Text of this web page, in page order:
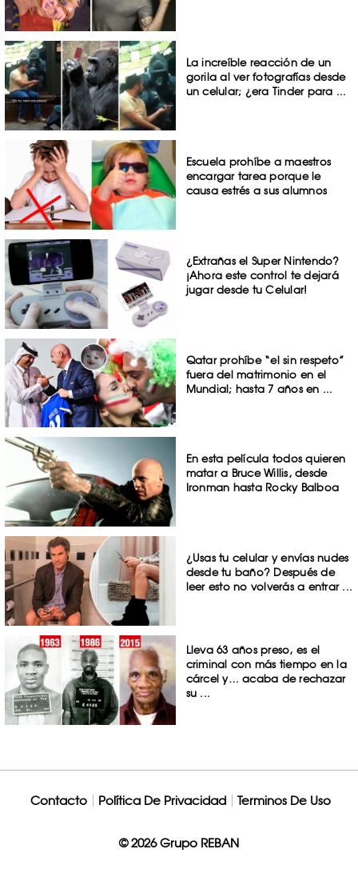
La increíble reacción de un
gorila al ver fotografías desde
un celular; ¿era Tinder para ...
Escuela prohíbe a maestros
encargar tarea porque le
causa estrés a sus alumnos
¿Extrañas el Super Nintendo?
¡Ahora este control te dejará
jugar desde tu Celular!
Qatar prohíbe “el sin respeto”
fuera del matrimonio en el
Mundial; hasta 7 años en ...
En esta película todos quieren
matar a Bruce Willis, desde
Ironman hasta Rocky Balboa
¿Usas tu celular y envías nudes
desde tu baño? Después de
leer esto no volverás a entrar ...
Lleva 63 años preso, es el
criminal con más tiempo en la
cárcel y… acaba de rechazar
su ...
Contacto Política De Privacidad Terminos De Uso
© 2026 Grupo REBAN